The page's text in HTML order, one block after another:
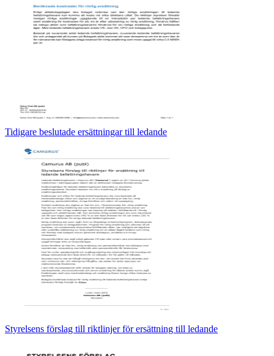
Tidigare beslutade ersättningar till ledande
Styrelsens förslag till riktlinjer för ersättning till ledande